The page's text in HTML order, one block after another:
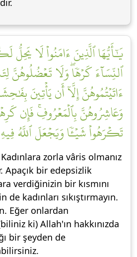
يَٰٓأَيُّهَا ٱلَّذِينَ ءَامَنُواْ لَا يَحِلُّ
ٱلنِّسَآءَ كَرۡهٗاۖ وَلَا تَعۡضُلُوهُنَّ
ءَاتَيۡتُمُوهُنَّ إِلَّآ أَن يَأۡتِينَ
وَعَاشِرُوهُنَّ بِٱلۡمَعۡرُوفِۚ فَإِن
تَكۡرَهُواْ شَيۡـٔٗا وَيَجۡعَلَ ٱللَّهُ فِيهِ
zorla vâris olmanız
Apaçık bir edepsizlik
verdiğinizin bir kısmını
kadınları sıkıştırmayın.
Eğer onlardan
ki) Allah'ın hakkınızda
bir şeyden de